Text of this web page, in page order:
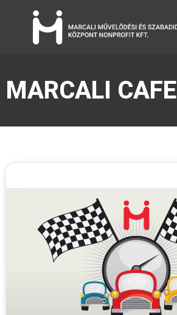
MARCALI CAFE